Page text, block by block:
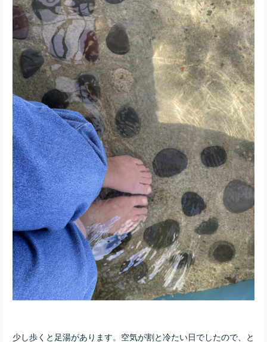
少し歩くと足湯があります。空気が割と冷たい日でしたので、と